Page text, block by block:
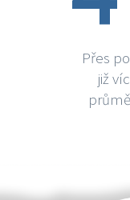
Přes
již